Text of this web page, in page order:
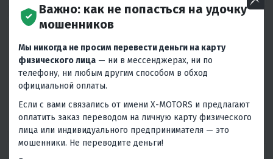
Реле электростартера,
поворотов, габаритов и
подогрева ручек, Реле-
регулятор напряжения
Датчики масла,
температуры, вентилятора,
кислорода, датчики
(лягушки) п.п, скорости
Важно: как не попасться на удочку
мошенников
Мы никогда не просим перевести деньги на карту
физического лица — ни в мессенджерах, ни по
телефону, ни любым другим способом в обход
официальной оплаты.
Если с вами связались от имени X-MOTORS и предлагают
оплатить заказ переводом на личную карту физического
лица или индивидуального предпринимателя — это
мошенники. Не переводите деньги!